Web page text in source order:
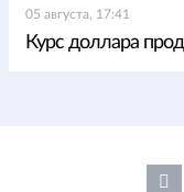
05 августа, 17:41
Курс доллара